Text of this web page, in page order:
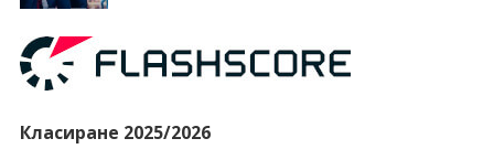
Класиране 2025/2026